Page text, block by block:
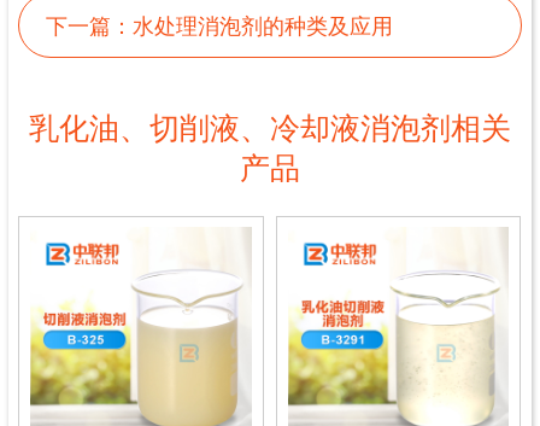
下一篇： 水处理消泡剂的种类及应用
乳化油、切削液、冷却液消泡剂相关
产品